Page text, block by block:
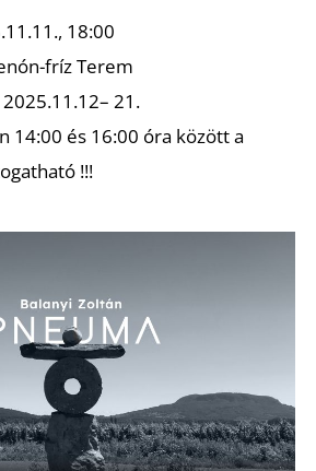
18:00
fríz Terem
21.
14:00 és 16:00 óra között a
!!!